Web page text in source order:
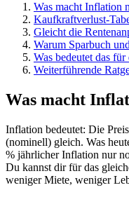
Was macht Inflation
Kaufkraftverlust-
Gleicht die
Warum Sparbuch
Was bedeutet das
Weiterführende
Was macht
Inflation bedeutet: Die
(nominell) gleich. Was
% jährlicher Inflation nur
Du kannst dir für das
weniger Miete, weniger